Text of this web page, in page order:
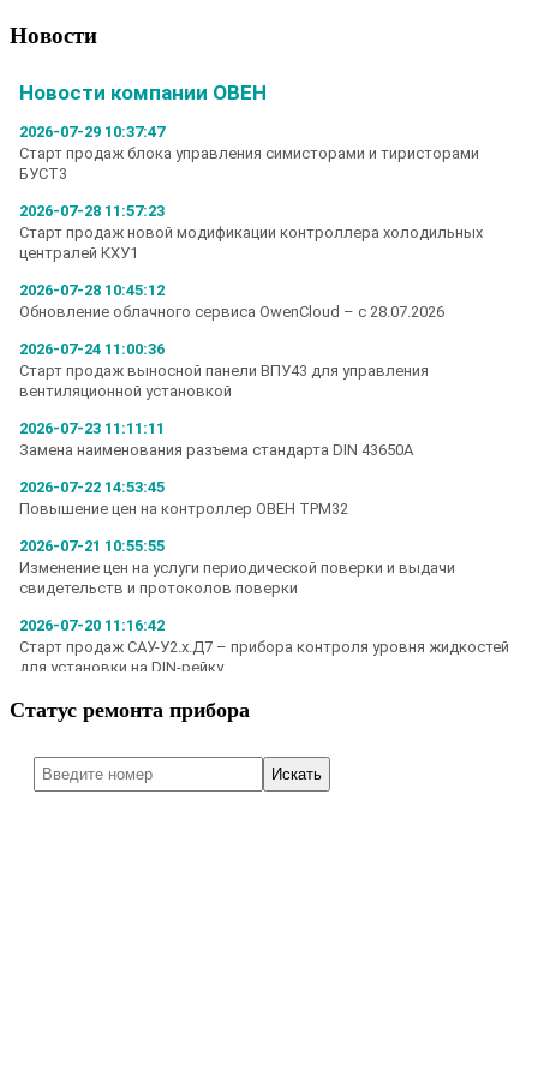
Новости
Статус ремонта прибора